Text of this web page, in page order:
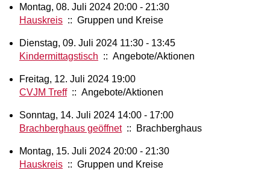
Montag, 08. Juli 2024 20:00 - 21:30
Hauskreis :: Gruppen und Kreise
Dienstag, 09. Juli 2024 11:30 - 13:45
Kindermittagstisch :: Angebote/Aktionen
Freitag, 12. Juli 2024 19:00
CVJM Treff:: Angebote/Aktionen
Sonntag, 14. Juli 2024 14:00 - 17:00
Brachberghaus geöffnet:: Brachberghaus
Montag, 15. Juli 2024 20:00 - 21:30
Hauskreis :: Gruppen und Kreise